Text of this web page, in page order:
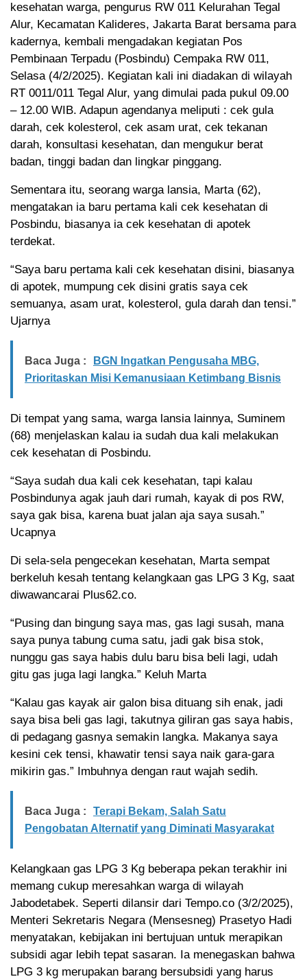
kesehatan warga, pengurus RW 011 Kelurahan Tegal
Alur, Kecamatan Kalideres, Jakarta Barat bersama para
kadernya, kembali mengadakan kegiatan Pos
Pembinaan Terpadu (Posbindu) Cempaka RW 011,
Selasa (4/2/2025). Kegiatan kali ini diadakan di wilayah
RT 0011/011 Tegal Alur, yang dimulai pada pukul 09.00
– 12.00 WIB. Adapun agendanya meliputi : cek gula
darah, cek kolesterol, cek asam urat, cek tekanan
darah, konsultasi kesehatan, dan mengukur berat
badan, tinggi badan dan lingkar pinggang.
Sementara itu, seorang warga lansia, Marta (62),
mengatakan ia baru pertama kali cek kesehatan di
Posbindu, biasanya ia cek kesehatan di apotek
terdekat.
“Saya baru pertama kali cek kesehatan disini, biasanya
di apotek, mumpung cek disini gratis saya cek
semuanya, asam urat, kolesterol, gula darah dan tensi.”
Ujarnya
Baca Juga :
BGN Ingatkan Pengusaha MBG,
Prioritaskan Misi Kemanusiaan Ketimbang Bisnis
Di tempat yang sama, warga lansia lainnya, Suminem
(68) menjelaskan kalau ia sudah dua kali melakukan
cek kesehatan di Posbindu.
“Saya sudah dua kali cek kesehatan, tapi kalau
Posbindunya agak jauh dari rumah, kayak di pos RW,
saya gak bisa, karena buat jalan aja saya susah.”
Ucapnya
Di sela-sela pengecekan kesehatan, Marta sempat
berkeluh kesah tentang kelangkaan gas LPG 3 Kg, saat
diwawancarai Plus62.co.
“Pusing dan bingung saya mas, gas lagi susah, mana
saya punya tabung cuma satu, jadi gak bisa stok,
nunggu gas saya habis dulu baru bisa beli lagi, udah
gitu gas juga lagi langka.” Keluh Marta
“Kalau gas kayak air galon bisa dituang sih enak, jadi
saya bisa beli gas lagi, takutnya giliran gas saya habis,
di pedagang gasnya semakin langka. Makanya saya
kesini cek tensi, khawatir tensi saya naik gara-gara
mikirin gas.” Imbuhnya dengan raut wajah sedih.
Baca Juga :
Terapi Bekam, Salah Satu
Pengobatan Alternatif yang Diminati Masyarakat
Kelangkaan gas LPG 3 Kg beberapa pekan terakhir ini
memang cukup meresahkan warga di wilayah
Jabodetabek. Seperti dilansir dari Tempo.co (3/2/2025),
Menteri Sekretaris Negara (Mensesneg) Prasetyo Hadi
menyatakan, kebijakan ini bertujuan untuk merapikan
subsidi agar lebih tepat sasaran. Ia menegaskan bahwa
LPG 3 kg merupakan barang bersubsidi yang harus